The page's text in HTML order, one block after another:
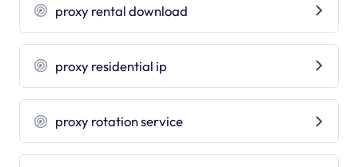
proxy rental download
proxy residential ip
proxy rotation service